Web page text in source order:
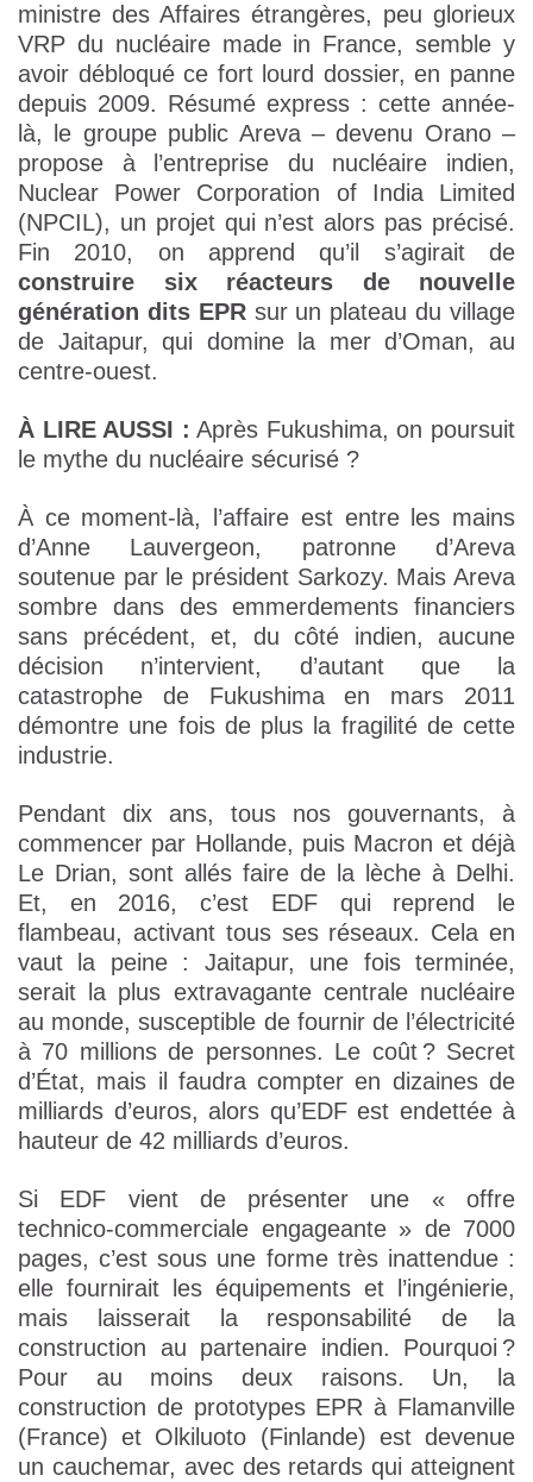
ministre des Affaires étrangères, peu glorieux
VRP du nucléaire made in France, semble y
avoir débloqué ce fort lourd dossier, en panne
depuis 2009. Résumé express : cette année-
là, le groupe public Areva – devenu Orano –
propose à l’entreprise du nucléaire indien,
Nuclear Power Corporation of India Limited
(NPCIL), un projet qui n’est alors pas précisé.
Fin 2010, on apprend qu’il s’agirait de
construire six réacteurs de nouvelle
génération dits EPRsur un plateau du village
de Jaitapur, qui domine la mer d’Oman, au
centre-ouest.
À LIRE AUSSI : Après Fukushima, on poursuit
le mythe du nucléaire sécurisé ?
À ce moment-là, l’affaire est entre les mains
d’Anne Lauvergeon, patronne d’Areva
soutenue par le président Sarkozy. Mais Areva
sombre dans des emmerdements financiers
sans précédent, et, du côté indien, aucune
décision n’intervient, d’autant que la
catastrophe de Fukushima en mars 2011
démontre une fois de plus la fragilité de cette
industrie.
Pendant dix ans, tous nos gouvernants, à
commencer par Hollande, puis Macron et déjà
Le Drian, sont allés faire de la lèche à Delhi.
Et, en 2016, c’est EDF qui reprend le
flambeau, activant tous ses réseaux. Cela en
vaut la peine : Jaitapur, une fois terminée,
serait la plus extravagante centrale nucléaire
au monde, susceptible de fournir de l’électricité
à 70 millions de personnes. Le coût ? Secret
d’État, mais il faudra compter en dizaines de
milliards d’euros, alors qu’EDF est endettée à
hauteur de 42 milliards d’euros.
Si EDF vient de présenter une « offre
technico-commerciale engageante » de 7000
pages, c’est sous une forme très inattendue :
elle fournirait les équipements et l’ingénierie,
mais laisserait la responsabilité de la
construction au partenaire indien. Pourquoi ?
Pour au moins deux raisons. Un, la
construction de prototypes EPR à Flamanville
(France) et Olkiluoto (Finlande) est devenue
un cauchemar, avec des retards qui atteignent